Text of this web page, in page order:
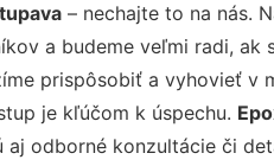
– nechajte to na nás.
a budeme veľmi radi, ak
prispôsobiť a vyhovieť v
je kľúčom k úspechu.
aj odborné konzultácie či